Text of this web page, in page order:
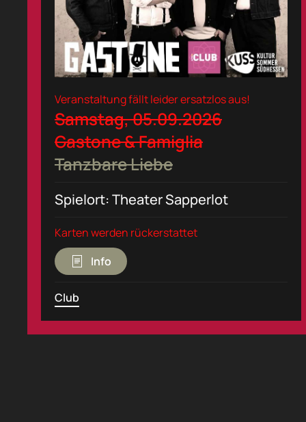
Veranstaltung fällt leider ersatzlos aus!
Samstag, 05.09.2026
Gastone & Famiglia
Tanzbare Liebe
Spielort: Theater Sapperlot
Karten werden rückerstattet
Info
Club